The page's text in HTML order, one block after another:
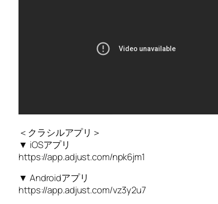
＜クラシルアプリ＞
▼ iOSアプリ
https://app.adjust.com/npk6jm1
▼ Androidアプリ
https://app.adjust.com/vz3y2u7